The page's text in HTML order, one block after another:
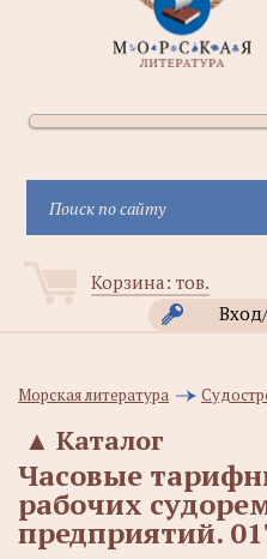
Корзина: тов.
Морская литература
Каталог
▲
Часовые
рабочих
предприятий.